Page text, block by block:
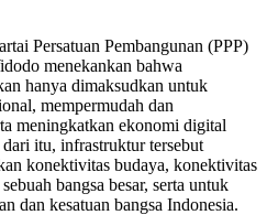
Persatuan Pembangunan (PPP)
menekankan bahwa
hanya dimaksudkan untuk
mempermudah dan
meningkatkan ekonomi digital
itu, infrastruktur tersebut
konektivitas budaya, konektivitas
bangsa besar, serta untuk
dan kesatuan bangsa Indonesia.